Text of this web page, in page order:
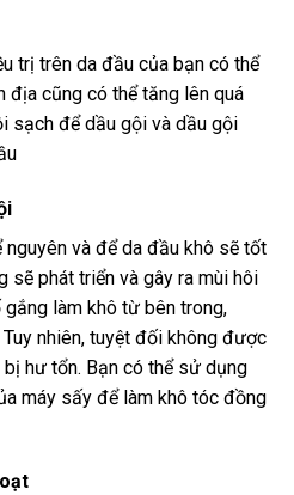
trị trên da đầu của bạn có thể
địa cũng có thể tăng lên quá
sạch để dầu gội và dầu gội
và để da đầu khô sẽ tốt
sẽ phát triển và gây ra mùi hôi
làm khô từ bên trong,
nhiên, tuyệt đối không được
hư tổn. Bạn có thể sử dụng
máy sấy để làm khô tóc đồng